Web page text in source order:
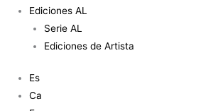
Ediciones AL
Serie AL
Ediciones de Artista
Es
Ca